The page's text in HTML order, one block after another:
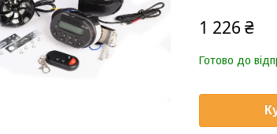
1 226 ₴
Готово до